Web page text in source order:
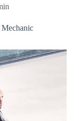
Mechanic